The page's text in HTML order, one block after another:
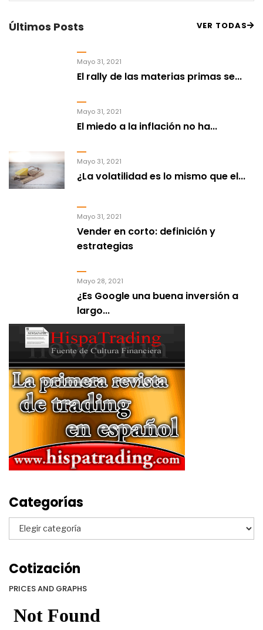
Últimos Posts VER TODAS
Mayo 31, 2021
El rally de las materias primas se...
Mayo 31, 2021
El miedo a la inflación no ha...
Mayo 31, 2021
¿La volatilidad es lo mismo que el...
Mayo 31, 2021
Vender en corto: definición y
estrategias
Mayo 28, 2021
¿Es Google una buena inversión a
largo...
Categorías
Categorías
Cotización
PRICES AND GRAPHS